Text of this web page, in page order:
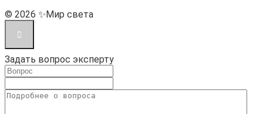
© 2026 ✨Мир света
Задать вопрос эксперту